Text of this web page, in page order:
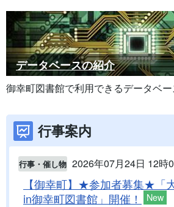
データベースの紹介
御幸町図書館で利用できるデータベー
行事案内
行事・催し物 2026年07月24日 12時
【御幸町】★参加者募集★「
in御幸町図書館」開催！
New